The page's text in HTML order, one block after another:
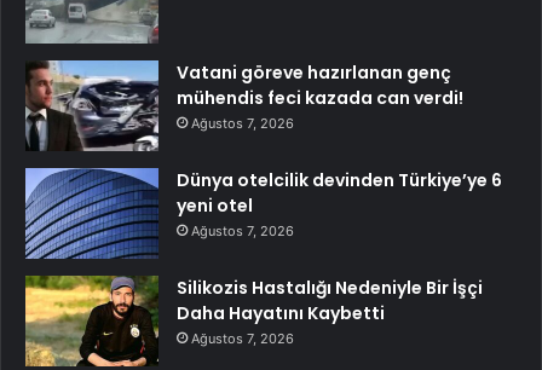
Vatani göreve hazırlanan genç
mühendis feci kazada can verdi!
Ağustos 7, 2026
Dünya otelcilik devinden Türkiye’ye 6
yeni otel
Ağustos 7, 2026
Silikozis Hastalığı Nedeniyle Bir İşçi
Daha Hayatını Kaybetti
Ağustos 7, 2026